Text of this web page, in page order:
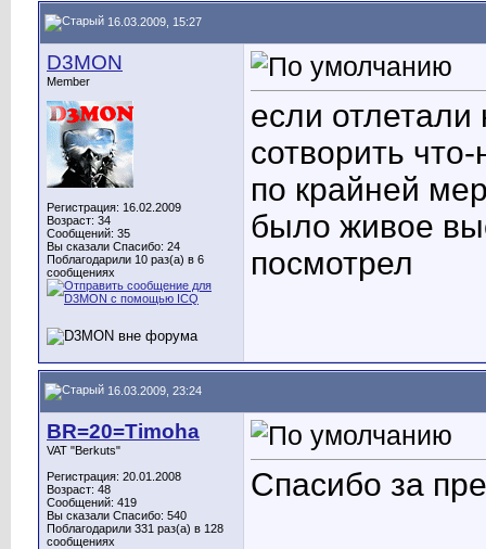
16.03.2009, 15:27
D3MON
Member
Регистрация: 16.02.2009
Возраст: 34
Сообщений: 35
Вы сказали Спасибо: 24
Поблагодарили 10 раз(а) в 6
сообщениях
если
сотворить
по крайней
было живое
посмотрел
16.03.2009, 23:24
BR=20=Timoha
VAT "Berkuts"
Регистрация: 20.01.2008
Возраст: 48
Сообщений: 419
Вы сказали Спасибо: 540
Поблагодарили 331 раз(а) в 128
сообщениях
Спасибо за